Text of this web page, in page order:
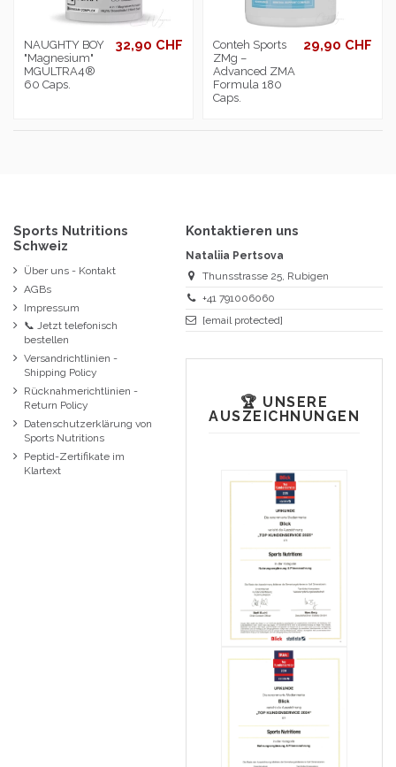
NAUGHTY BOY
"Magnesium"
MGULTRA4®
60 Caps.
32,90 CHF
Conteh Sports
ZMg –
Advanced ZMA
Formula 180
Caps.
29,90 CHF
Sports Nutritions
Schweiz
Über uns - Kontakt
AGBs
Impressum
📞 Jetzt telefonisch
bestellen
Versandrichtlinien -
Shipping Policy
Rücknahmerichtlinien -
Return Policy
Datenschutzerklärung von
Sports Nutritions
Peptid-Zertifikate im
Klartext
Kontaktieren uns
Nataliia Pertsova
Thunsstrasse 25, Rubigen
+41 791006060
[email protected]
🏆 UNSERE
AUSZEICHNUNGEN